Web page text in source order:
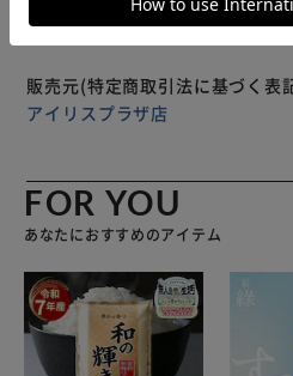
リングでも安心】 滑りにくい加
販売元(特定商取引法に基づく表
アイリスプラザ店
FOR YOU
あなたにおすすめのアイテム